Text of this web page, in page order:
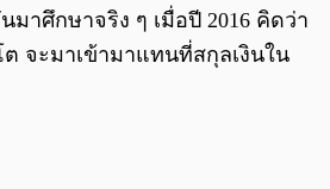
มาศึกษาจริง ๆ เมื่อปี 2016 คิดว่า
จะมาเข้ามาแทนที่สกุลเงินใน